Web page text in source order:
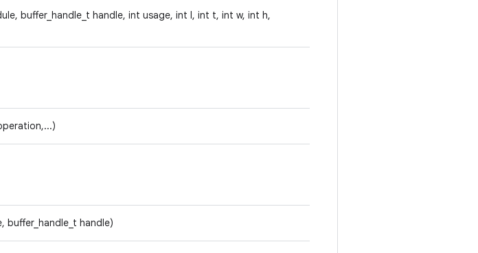
buffer_handle_t handle, int usage, int l, int t, int w, int h,
buffer_handle_t handle)